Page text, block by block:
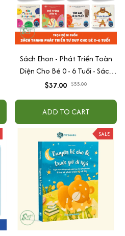
Sách Ehon - Phát Triển Toàn
Diện Cho Bé 0 - 6 Tuổi - Sách
Song Ngữ Việt - Anh
$37.00 $55.00
ADD TO CART
SALE